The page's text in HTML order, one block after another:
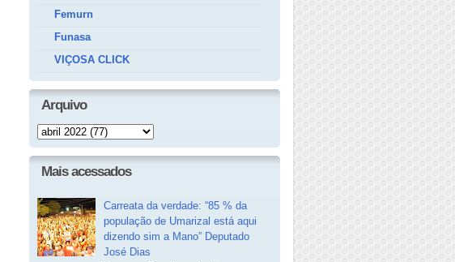
Femurn
Funasa
VIÇOSA CLICK
Arquivo
Mais acessados
Carreata da verdade: “85 % da
população de Umarizal está aqui
dizendo sim a Mano” Deputado
José Dias